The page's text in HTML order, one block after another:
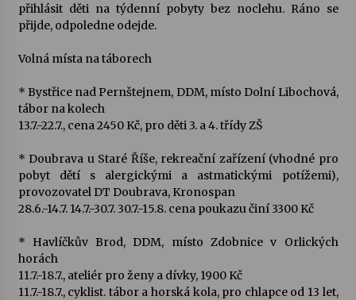
přihlásit děti na týdenní pobyty bez noclehu. Ráno se
přijde, odpoledne odejde.
Volná místa na táborech
* Bystřice nad Pernštejnem, DDM, místo Dolní Libochová,
tábor na kolech
13.7.-22.7., cena 2450 Kč, pro děti 3. a 4. třídy ZŠ
* Doubrava u Staré Říše, rekreační zařízení (vhodné pro
pobyt dětí s alergickými a astmatickými potížemi),
provozovatel DT Doubrava, Kronospan
28.6.-14.7. 14.7.-30.7. 30.7.-15.8. cena poukazu činí 3300 Kč
* Havlíčkův Brod, DDM, místo Zdobnice v Orlických
horách
11.7.-18.7., ateliér pro ženy a dívky, 1900 Kč
11.7.-18.7., cyklist. tábor a horská kola, pro chlapce od 13 let,